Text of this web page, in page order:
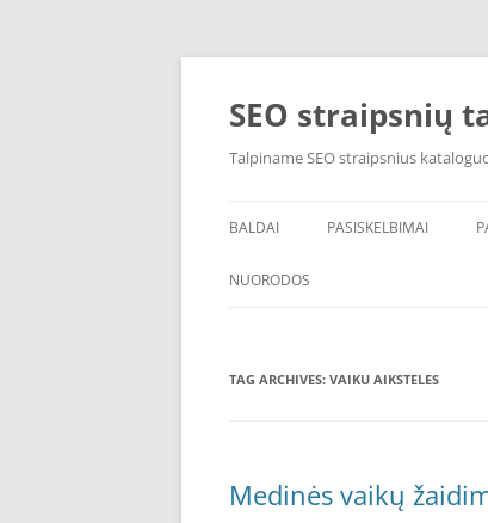
Skip
SEO straipsnių
Talpiname SEO straipsnius
BALDAI PASISKELBIMAI
NUORODOS
VAIKU NAMELIAI
TAG ARCHIVES: VAIKU AIKSTELES
Medinės vaikų